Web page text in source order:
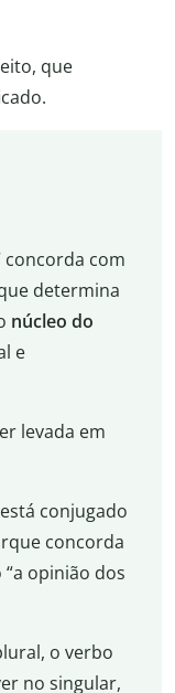
que
concorda com
determina
núcleo do
e
levada em
conjugado
concorda
opinião dos
o verbo
no singular,